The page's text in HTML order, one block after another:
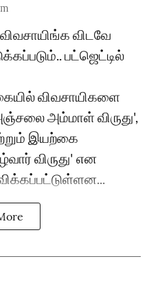
விடவே
பட்ஜெட்டில்
விவசாயிகளை
அம்மாள் விருது',
இயற்கை
விருது' என